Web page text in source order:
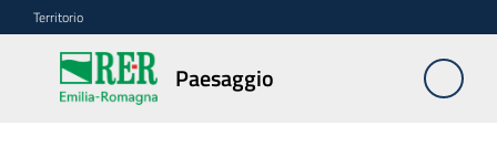
Vai al contenuto
Vai alla navigazione
Vai al footer
Territorio
Paesaggio
Paesaggio